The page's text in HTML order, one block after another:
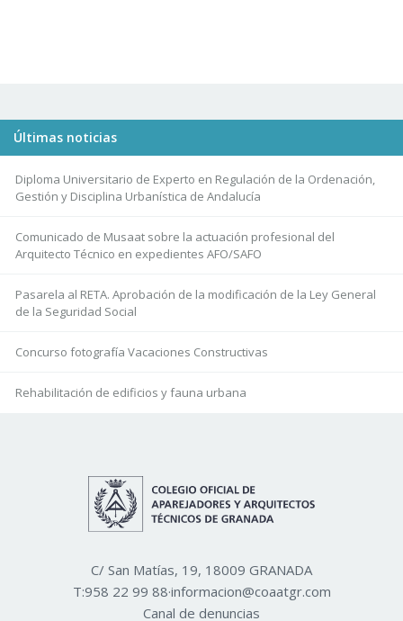
Últimas noticias
Diploma Universitario de Experto en Regulación de la Ordenación,
Gestión y Disciplina Urbanística de Andalucía
Comunicado de Musaat sobre la actuación profesional del
Arquitecto Técnico en expedientes AFO/SAFO
Pasarela al RETA. Aprobación de la modificación de la Ley General
de la Seguridad Social
Concurso fotografía Vacaciones Constructivas
Rehabilitación de edificios y fauna urbana
C/ San Matías, 19, 18009 GRANADA
T:958 22 99 88·informacion@coaatgr.com
Canal de denuncias